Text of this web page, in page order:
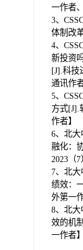
一作者
3、
体制改
4、
新投资
[J].科技
通讯作者
5、
方式[J].
作者】
6、北
融化：
2023（7
7、北
绩效：
外第一
8、北
效的机
一作者】